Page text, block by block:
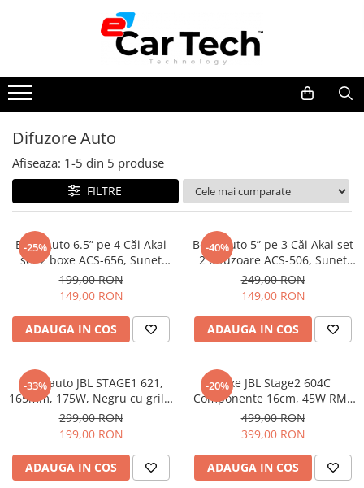
Summer sale
Navigatie dedicata
Navigatii Volkswagen
Navigatii Skoda
Navigatii Seat
Navigatii Ford
Navigatii Opel
Navigatii Hyundai
Navigatii Toyota
Navigatii Dacia
Navigatii Audi
Navigatii BMW
Navigatii Mercedes
Navigatii Fiat
Difuzore Auto
Afiseaza: 1-5 din 5 produse
FILTRE
-25%
Boxe Auto 6.5” pe 4 Căi Akai
set 2 boxe ACS-656, Sunet
Puternic și Clar pentru
Mașina Ta
199,00 RON
149,00 RON
ADAUGA IN COS
-40%
Boxe Auto 5” pe 3 Căi Akai set
2 difuzoare ACS-506, Sunet
Clar 180W și Performanță
Compactă
249,00 RON
149,00 RON
ADAUGA IN COS
-33%
Boxe auto JBL STAGE1 621,
165mm, 175W, Negru cu grilaj
de protectie
299,00 RON
199,00 RON
ADAUGA IN COS
-20%
Boxe JBL Stage2 604C
Componente 16cm, 45W RMS
- Sunet de Înaltă Calitate
499,00 RON
399,00 RON
ADAUGA IN COS